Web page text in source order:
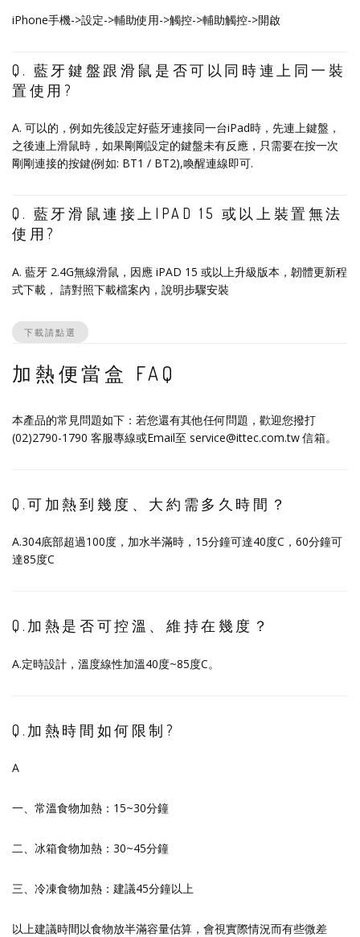
iPhone手機->設定->輔助使用->觸控->輔助觸控->開啟
Q. 藍牙鍵盤跟滑鼠是否可以同時連上同一裝
置使用?
A. 可以的，例如先後設定好藍牙連接同一台iPad時，先連上鍵盤，
之後連上滑鼠時，如果剛剛設定的鍵盤未有反應，只需要在按一次
剛剛連接的按鍵(例如: BT1 / BT2),喚醒連線即可.
Q. 藍牙滑鼠連接上IPAD 15 或以上裝置無法
使用?
A. 藍牙 2.4G無線滑鼠，因應 iPAD 15 或以上升級版本，韌體更新程
式下載， 請對照下載檔案內，說明步驟安裝
下載請點選
加熱便當盒 FAQ
本產品的常見問題如下：若您還有其他任何問題，歡迎您撥打
(02)2790-1790 客服專線或Email至 service@ittec.com.tw 信箱。
Q.可加熱到幾度、大約需多久時間？
A.304底部超過100度，加水半滿時，15分鐘可達40度C，60分鐘可
達85度C
Q.加熱是否可控溫、維持在幾度？
A.定時設計，溫度線性加溫40度~85度C。
Q.加熱時間如何限制?
A
一、常溫食物加熱：15~30分鐘
二、冰箱食物加熱：30~45分鐘
三、冷凍食物加熱：建議45分鐘以上
以上建議時間以食物放半滿容量估算，會視實際情況而有些微差